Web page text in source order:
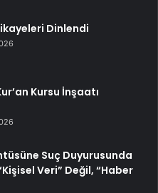
Dinlendi
Kursu İnşaatı
Suç Duyurusunda
Veri” Değil, “Haber